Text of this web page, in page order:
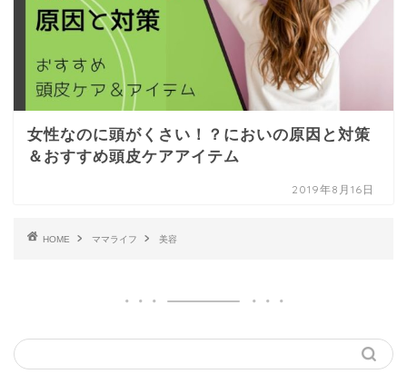
女性なのに頭がくさい！？においの原因と対策
＆おすすめ頭皮ケアアイテム
2019年8月16日
HOME ママライフ 美容